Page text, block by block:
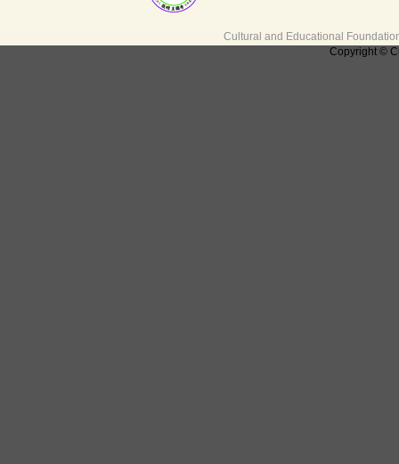
Cultural and Educational
Copyright ©